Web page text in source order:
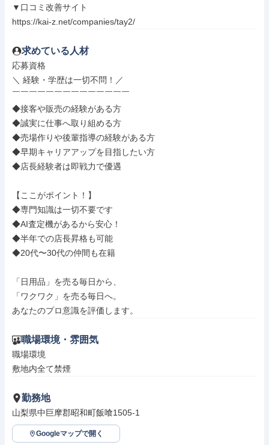
▼口コミ改善サイト
https://kai-z.net/companies/tay2/
求めている人材
応募資格
＼ 経験・学歴は一切不問！／
￣￣￣￣￣￣￣￣￣￣￣￣￣￣
◆接客や販売の経験がある方
◆誠実に仕事へ取り組める方
◆売場作りや後輩指導の経験がある方
◆早期キャリアアップを目指したい方
◆店長経験者は即戦力で優遇
【ここがポイント！】
◆専門知識は一切不要です
◆AI査定機があるから安心！
◆半年での店長昇格も可能
◆20代〜30代の仲間も在籍
「日用品」を売る毎日から、
「ワクワク」を売る毎日へ。
あなたのプロ意識を評価します。
職場環境・雰囲気
職場環境
敷地内全て禁煙
勤務地
山梨県中巨摩郡昭和町飯喰1505-1
Googleマップで開く